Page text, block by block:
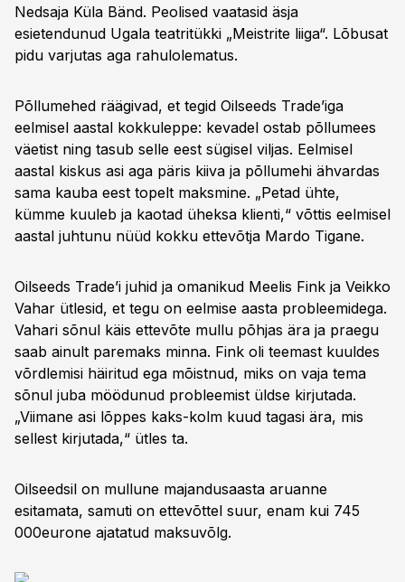
Nedsaja Küla Bänd. Peolised vaatasid äsja
esietendunud Ugala teatritükki „Meistrite liiga“. Lõbusat
pidu varjutas aga rahulolematus.
Põllumehed räägivad, et tegid Oilseeds Trade’iga
eelmisel aastal kokkuleppe: kevadel ostab põllumees
väetist ning tasub selle eest sügisel viljas. Eelmisel
aastal kiskus asi aga päris kiiva ja põllumehi ähvardas
sama kauba eest topelt maksmine. „Petad ühte,
kümme kuuleb ja kaotad üheksa klienti,“ võttis eelmisel
aastal juhtunu nüüd kokku ettevõtja Mardo Tigane.
Oilseeds Trade’i juhid ja omanikud Meelis Fink ja Veikko
Vahar ütlesid, et tegu on eelmise aasta probleemidega.
Vahari sõnul käis ettevõte mullu põhjas ära ja praegu
saab ainult paremaks minna. Fink oli teemast kuuldes
võrdlemisi häiritud ega mõistnud, miks on vaja tema
sõnul juba möödunud probleemist üldse kirjutada.
„Viimane asi lõppes kaks-kolm kuud tagasi ära, mis
sellest kirjutada,“ ütles ta.
Oilseedsil on mullune majandusaasta aruanne
esitamata, samuti on ettevõttel suur, enam kui 745
000eurone ajatatud maksuvõlg.